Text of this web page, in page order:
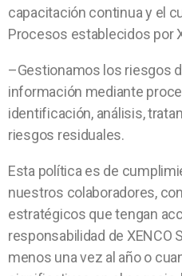
capacitación continua y el
Procesos establecidos por
–Gestionamos los riesgos
información mediante
identificación, análisis,
riesgos residuales.
Esta política es de
nuestros colaboradores,
estratégicos que tengan
responsabilidad de XENCO
menos una vez al año o